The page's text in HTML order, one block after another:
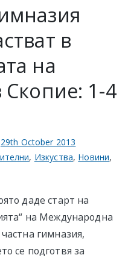
в
на
Скопие: 1-4
29th October 2013
, Изкуства, Новини,
даде старт на
на Международна
гимназия,
се подготвя за